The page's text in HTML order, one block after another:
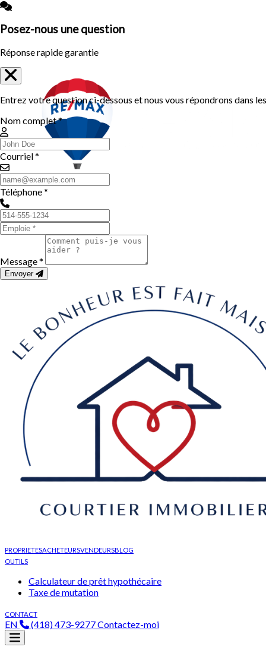
PROPRIETESACHETEURSVENDEURSBLOG
OUTILS
Calculateur de prêt hypothécaire
Taxe de mutation
CONTACT
EN (418) 473-9277Contactez-moi
Posez-nous une question
Réponse rapide garantie
Entrez votre question ci-dessous et nous vous répondrons dans
Nom complet *
Courriel *
Téléphone *
Message *
Envoyer